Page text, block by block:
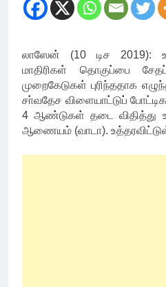
லாஸேன் (10 டிச 2019):
மாதிரிகள் தொகுப்பை
முறைகேடுகள் புரிந்ததாக
சா்வதேச விளையாட்டுப்
4 ஆண்டுகள் தடை விதித்து
ஆணையம் (வாடா).